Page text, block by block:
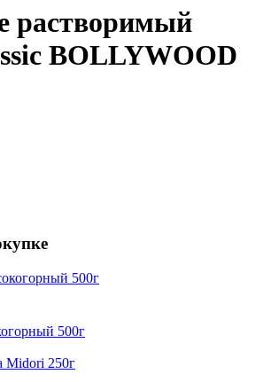
растворимый
BOLLYWOOD
500г